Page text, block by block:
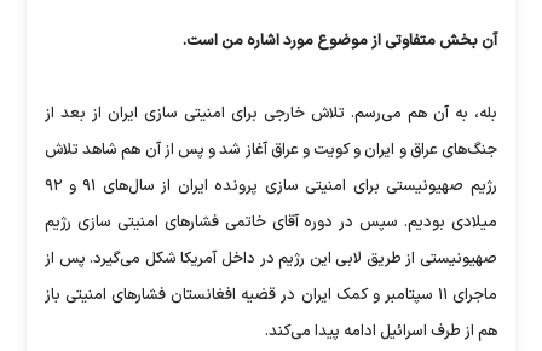
آن بخش متفاوتی از موضوع مورد اشاره من است.
بله، به آن هم می‌رسم. تلاش خارجی برای امنیتی سازی ایران از بعد از
جنگ‌های عراق و ایران و کویت و عراق آغاز شد و پس از آن هم شاهد تلاش
رژیم صهیونیستی برای امنیتی سازی پرونده ایران از سال‌های ۹۱ و ۹۲
میلادی بودیم. سپس در دوره آقای خاتمی فشار‌های امنیتی سازی رژیم
صهیونیستی از طریق لابی این رژیم در داخل آمریکا شکل می‌گیرد. پس از
ماجرای ۱۱ سپتامبر و کمک ایران در قضیه افغانستان فشار‌های امنیتی باز
هم از طرف اسرائیل ادامه پیدا می‌کند.